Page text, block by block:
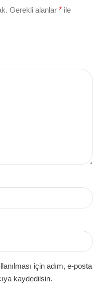
Gerekli alanlar * ile
için adım, e-posta
kaydedilsin.